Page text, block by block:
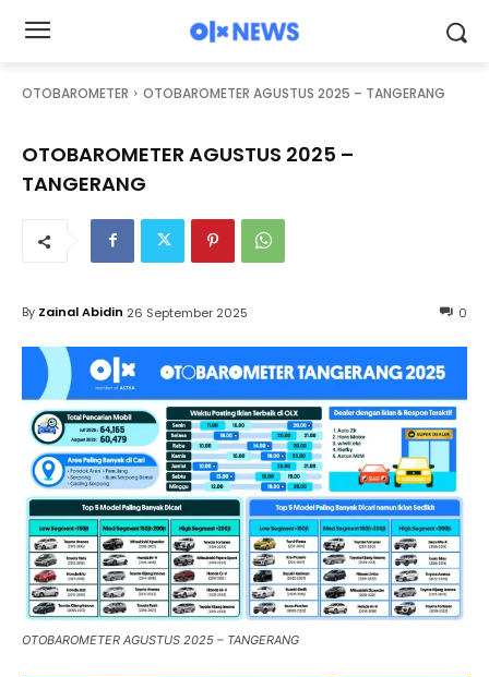
OTOBAROMETER OTOBAROMETER AGUSTUS 2025 – TANGERANG
OTOBAROMETER AGUSTUS 2025 –
TANGERANG
0
By Zainal Abidin 26 September 2025
OTOBAROMETER AGUSTUS 2025 – TANGERANG